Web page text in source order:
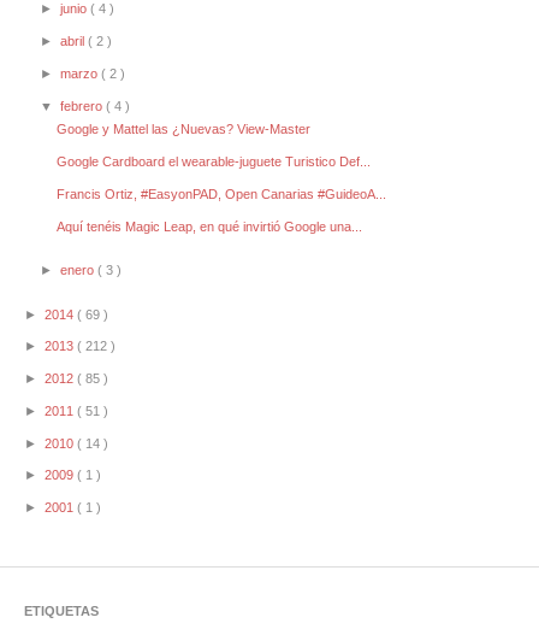
►junio( 4 )
►abril( 2 )
►marzo( 2 )
▼febrero( 4 )
Google y Mattel las ¿Nuevas? View-Master
Google Cardboard el wearable-juguete Turistico Def...
Francis Ortiz, #EasyonPAD, Open Canarias #GuideoA...
Aquí tenéis Magic Leap, en qué invirtió Google una...
►enero( 3 )
► 2014 ( 69 )
► 2013 ( 212 )
► 2012 ( 85 )
► 2011 ( 51 )
► 2010 ( 14 )
► 2009 ( 1 )
► 2001 ( 1 )
ETIQUETAS